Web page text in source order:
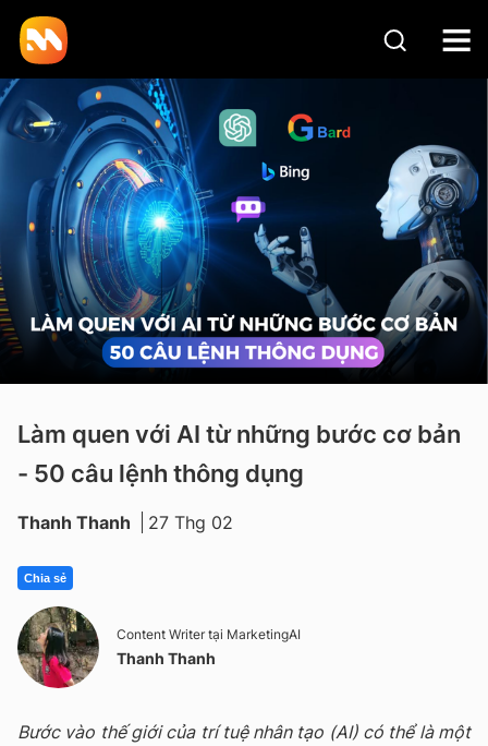
Làm quen với AI từ những bước cơ bản
- 50 câu lệnh thông dụng
Thanh Thanh 27 Thg 02
Chia sẻ
Content Writer tại MarketingAI
Thanh Thanh
Bước vào thế giới của trí tuệ nhân tạo (AI) có thể là một